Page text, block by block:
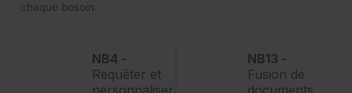
chaque besoin.
NB4 -
Requêter et
personnaliser
NB13 -
Fusion de
documents